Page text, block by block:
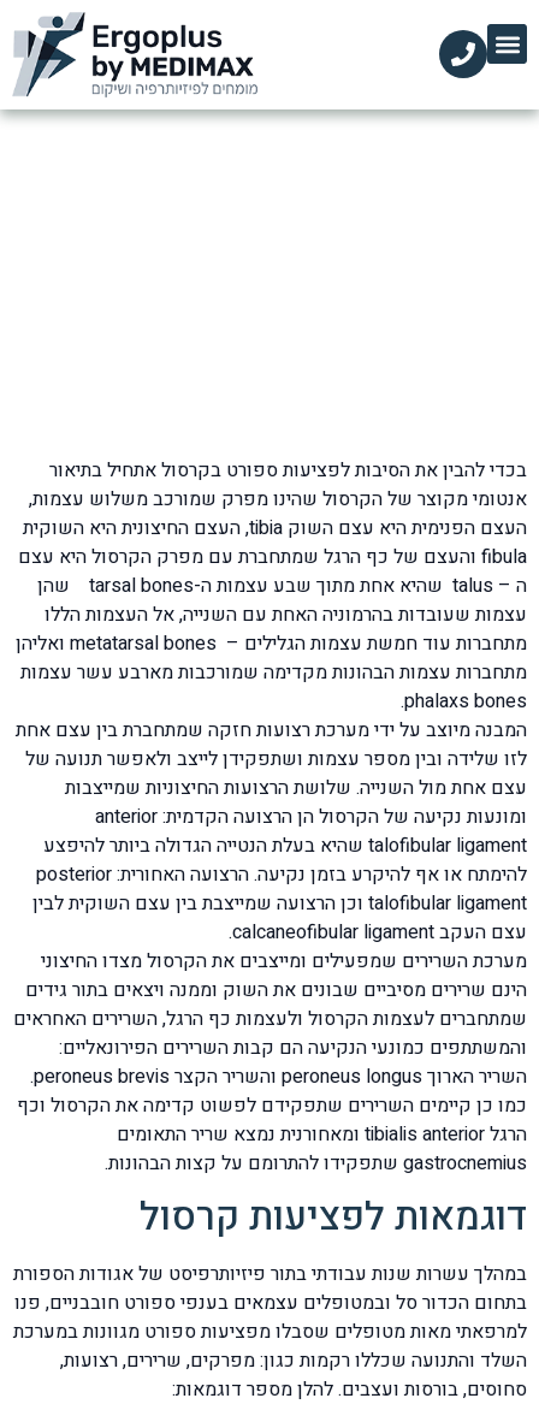
בכדי להבין את הסיבות לפציעות ספורט בקרסול אתחיל בתיאור
אנטומי מקוצר של הקרסול שהינו מפרק שמורכב משלוש עצמות,
העצם הפנימית היא עצם השוק tibia, העצם החיצונית היא השוקית
fibula והעצם של כף הרגל שמתחברת עם מפרק הקרסול היא עצם
ה – talus שהיא אחת מתוך שבע עצמות ה-tarsal bones שהן
עצמות שעובדות בהרמוניה האחת עם השנייה, אל העצמות הללו
מתחברות עוד חמשת עצמות הגלילים – metatarsal bones ואליהן
מתחברות עצמות הבהונות מקדימה שמורכבות מארבע עשר עצמות
phalaxs bones.
המבנה מיוצב על ידי מערכת רצועות חזקה שמתחברת בין עצם אחת
לזו שלידה ובין מספר עצמות ושתפקידן לייצב ולאפשר תנועה של
עצם אחת מול השנייה. שלושת הרצועות החיצוניות שמייצבות
ומונעות נקיעה של הקרסול הן הרצועה הקדמית: anterior
talofibular ligament שהיא בעלת הנטייה הגדולה ביותר להיפצע
להימתח או אף להיקרע בזמן נקיעה. הרצועה האחורית: posterior
talofibular ligament וכן הרצועה שמייצבת בין עצם השוקית לבין
עצם העקב calcaneofibular ligament.
מערכת השרירים שמפעילים ומייצבים את הקרסול מצדו החיצוני
הינם שרירים מסיביים שבונים את השוק וממנה ויצאים בתור גידים
שמתחברים לעצמות הקרסול ולעצמות כף הרגל, השרירים האחראים
והמשתתפים כמונעי הנקיעה הם קבות השרירים הפירונאליים:
השריר הארוך peroneus longus והשריר הקצר peroneus brevis.
כמו כן קיימים השרירים שתפקידם לפשוט קדימה את הקרסול וכף
הרגל tibialis anterior ומאחורנית נמצא שריר התאומים
gastrocnemius שתפקידו להתרומם על קצות הבהונות.
דוגמאות לפציעות קרסול
במהלך עשרות שנות עבודתי בתור פיזיותרפיסט של אגודות הספורת
בתחום הכדור סל ובמטופלים עצמאים בענפי ספורט חובבניים, פנו
למרפאתי מאות מטופלים שסבלו מפציעות ספורט מגוונות במערכת
השלד והתנועה שכללו רקמות כגון: מפרקים, שרירים, רצועות,
סחוסים, בורסות ועצבים. להלן מספר דוגמאות: